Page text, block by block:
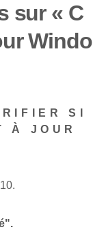
sur « C
Windo
SI
À JOUR